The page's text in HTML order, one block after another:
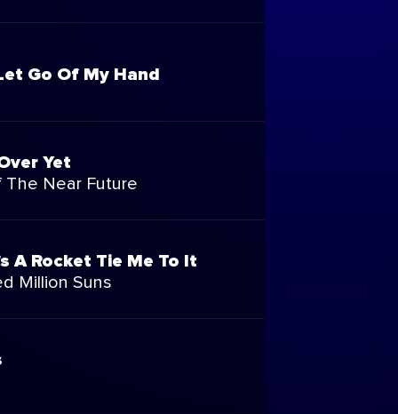
Go Of My Hand
Yet
The Near Future
A Rocket Tie Me To It
Million Suns